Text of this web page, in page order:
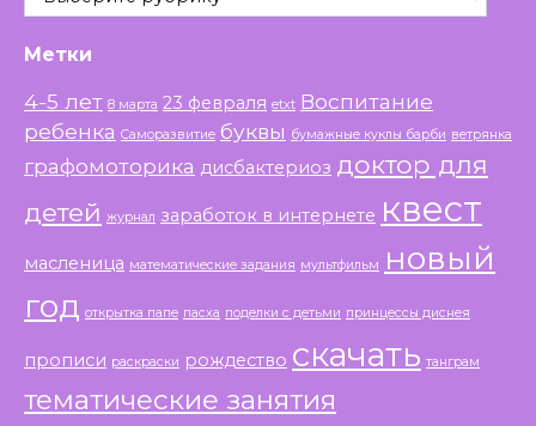
Метки
4-5 лет 8 марта 23 февраля etxt Воспитание
ребенка Саморазвитие буквы бумажные куклы барби ветрянка
графомоторика дисбактериоз доктор для
детей журнал заработок в интернете квест
масленица математические задания мультфильм
новый
год открытка папе пасха поделки с детьми принцессы диснея
прописи раскраски рождество скачать танграм
тематические занятия